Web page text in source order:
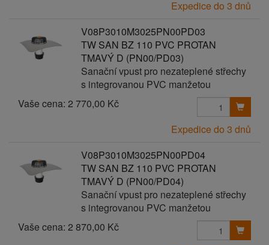
Expedice do 3 dnů
V08P3010M3025PN00PD03
TW SAN BZ 110 PVC PROTAN
TMAVÝ D (PN00/PD03)
Sanační vpust pro nezateplené střechy
s integrovanou PVC manžetou
Vaše cena: 2 770,00 Kč
Expedice do 3 dnů
V08P3010M3025PN00PD04
TW SAN BZ 110 PVC PROTAN
TMAVÝ D (PN00/PD04)
Sanační vpust pro nezateplené střechy
s integrovanou PVC manžetou
Vaše cena: 2 870,00 Kč